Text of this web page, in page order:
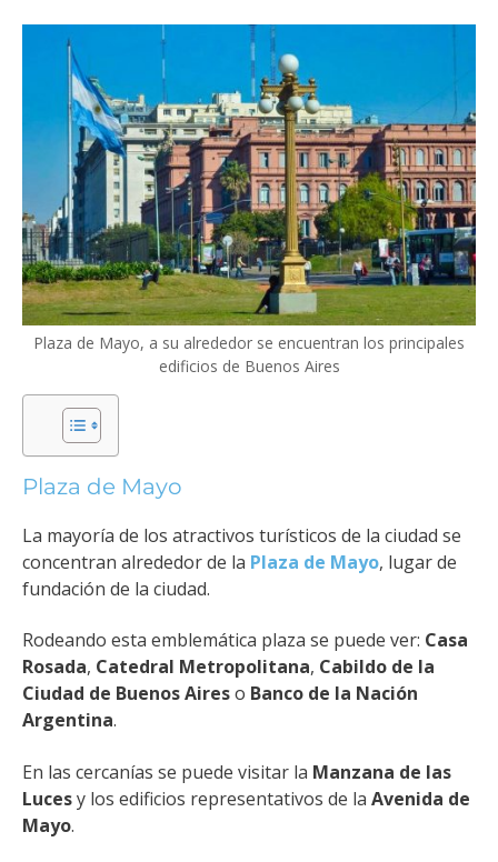
Plaza de Mayo, a su alrededor se encuentran los principales
edificios de Buenos Aires
Plaza de Mayo
La mayoría de los atractivos turísticos de la ciudad se
concentran alrededor de la Plaza de Mayo, lugar de
fundación de la ciudad.
Rodeando esta emblemática plaza se puede ver: Casa
Rosada, Catedral Metropolitana, Cabildo de la
Ciudad de Buenos Aireso Banco de la Nación
Argentina.
En las cercanías se puede visitar la Manzana de las
Lucesy los edificios representativos de la Avenida de
Mayo.